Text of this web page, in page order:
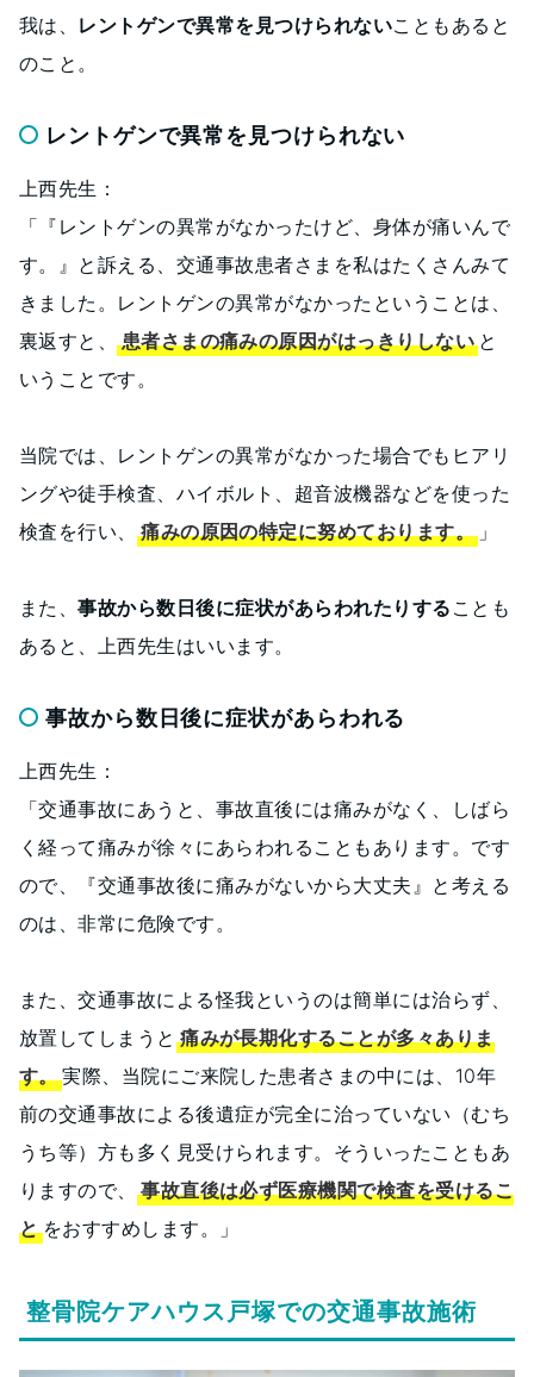
我は、 レントゲンで異常を見つけられないこともあると
のこと。
レントゲンで異常を見つけられない
上西先生：
「『レントゲンの異常がなかったけど、身体が痛いんで
す。』と訴える、交通事故患者さまを私はたくさんみて
きました。レントゲンの異常がなかったということは、
裏返すと、患者さまの痛みの原因がはっきりしない と
いうことです。
当院では、レントゲンの異常がなかった場合でもヒアリ
ングや徒手検査、ハイボルト、超音波機器などを使った
検査を行い、
痛みの原因の特定に努めております。 」
また、事故から数日後に症状があらわれたりする ことも
あると、上西先生はいいます。
事故から数日後に症状があらわれる
上西先生：
「交通事故にあうと、事故直後には痛みがなく、しばら
く経って痛みが徐々にあらわれることもあります。です
ので、『交通事故後に痛みがないから大丈夫』と考える
のは、非常に危険です。
また、交通事故による怪我というのは簡単には治らず、
放置してしまうと 痛みが長期化することが多々ありま
す。実際、当院にご来院した患者さまの中には、10年
前の交通事故による後遺症が完全に治っていない（むち
うち等）方も多く見受けられます。そういったこともあ
りますので、
事故直後は必ず医療機関で検査を受けるこ
とをおすすめします。」
整骨院ケアハウス戸塚での交通事故施術